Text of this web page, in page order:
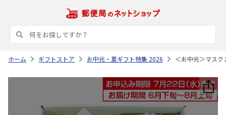
ホーム ギフトストア お中元・夏ギフト特集 2026 ＜お中元＞マス